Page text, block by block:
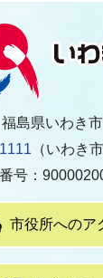
島県いわき
（いわき
号：
市役所へのア